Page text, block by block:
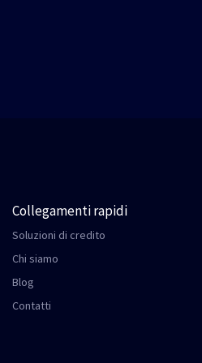
Collegamenti rapidi
Soluzioni di credito
Chi siamo
Blog
Contatti